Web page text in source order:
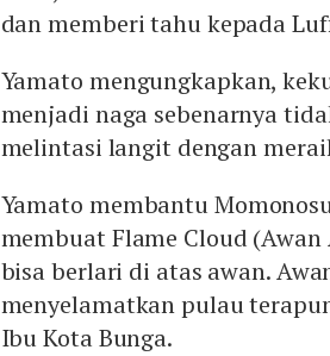
dan memberi tahu kepada
Yamato mengungkapkan,
menjadi naga sebenarnya
melintasi langit dengan
Yamato membantu
membuat Flame Cloud
bisa berlari di atas awan.
menyelamatkan pulau
Ibu Kota Bunga.